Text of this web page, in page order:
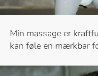
Min massage er
kan føle en mærkbar